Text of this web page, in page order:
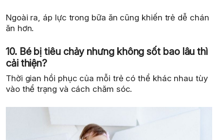
Ngoài ra, áp lực trong bữa ăn cũng khiến trẻ dễ chán
ăn hơn.
10. Bé bị tiêu chảy nhưng không sốt bao lâu thì
cải thiện?
Thời gian hồi phục của mỗi trẻ có thể khác nhau tùy
vào thể trạng và cách chăm sóc.